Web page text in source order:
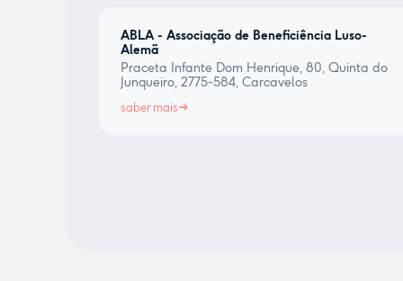
ABLA - Associação de Beneficiência Luso-
Alemã
Praceta Infante Dom Henrique, 80, Quinta do
Junqueiro, 2775-584, Carcavelos
saber mais